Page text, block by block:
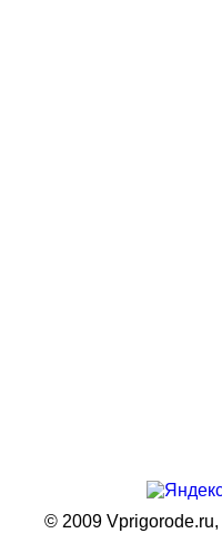
© 2009 Vprigorode.ru,